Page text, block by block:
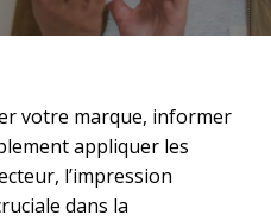
votre marque, informer
appliquer les
l’impression
dans la